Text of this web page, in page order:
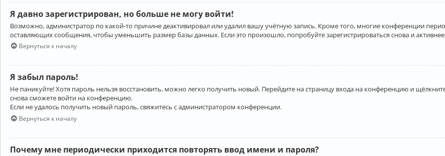
Я давно зарегистрирован, но больше не могу войти!
Возможно, администратор по какой-то причине деактивировал или удалил вашу учётную запись. Кроме того, многие конференции
оставляющих сообщения, чтобы уменьшить размер базы данных. Если это произошло, попробуйте зарегистрироваться снова и активнее
Вернуться к началу
Я забыл пароль!
Не паникуйте! Хотя пароль нельзя восстановить, можно легко получить новый. Перейдите на страницу входа на конференцию и
снова сможете войти на конференцию.
Если не удалось получить новый пароль, свяжитесь с администратором конференции.
Вернуться к началу
Почему мне периодически приходится повторять ввод имени и пароля?